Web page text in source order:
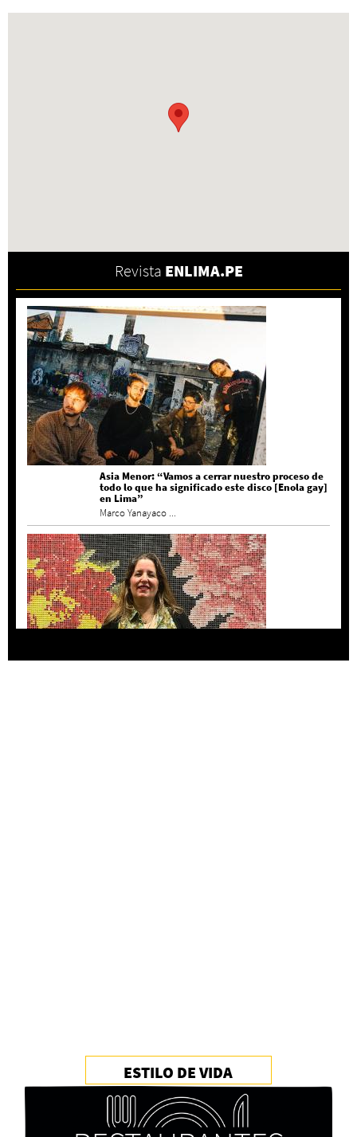
Revista ENLIMA.PE
Asia Menor: “Vamos a cerrar nuestro proceso de
todo lo que ha significado este disco [Enola gay]
en Lima”
Marco Yanayaco ...
ESTILO DE VIDA